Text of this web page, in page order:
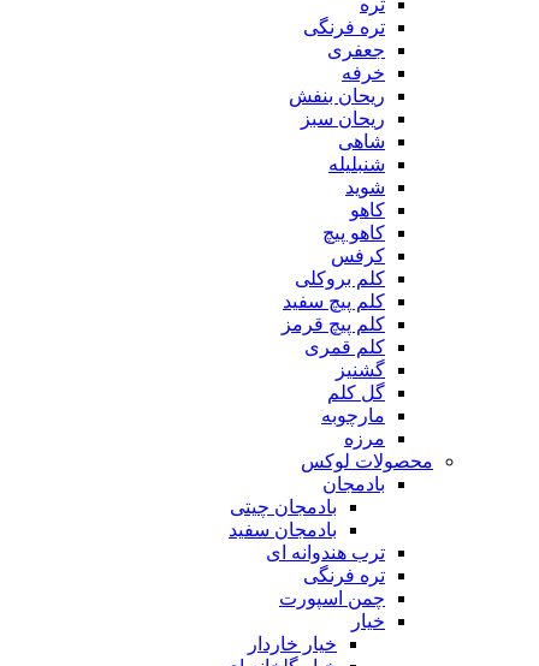
تره
تره فرنگی
جعفری
خرفه
ریحان بنفش
ریحان سبز
شاهی
شنبلیله
شوید
کاهو
کاهو پیچ
کرفس
کلم بروکلی
کلم پیچ سفید
کلم پیچ قرمز
کلم قمری
گشنیز
گل کلم
مارچوبه
مرزه
محصولات لوکس
بادمجان
بادمجان چیتی
بادمجان سفید
ترب هندوانه ای
تره فرنگی
چمن اسپورت
خیار
خیار خاردار